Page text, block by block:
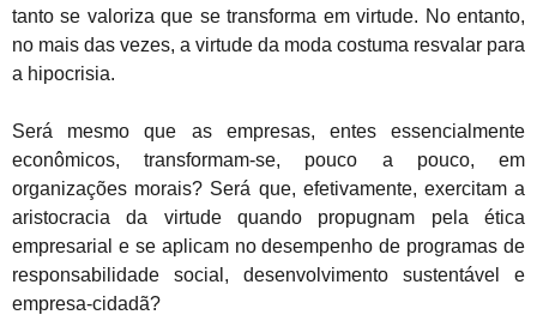
tanto se valoriza que se transforma em virtude. No entanto,
no mais das vezes, a virtude da moda costuma resvalar para
a hipocrisia.
Será mesmo que as empresas, entes essencialmente
econômicos, transformam-se, pouco a pouco, em
organizações morais? Será que, efetivamente, exercitam a
aristocracia da virtude quando propugnam pela ética
empresarial e se aplicam no desempenho de programas de
responsabilidade social, desenvolvimento sustentável e
empresa-cidadã?